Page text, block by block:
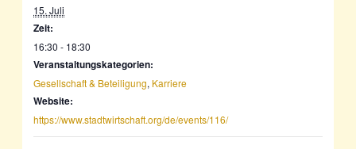
15. Juli
Zeit:
16:30 - 18:30
Veranstaltungskategorien:
Gesellschaft & Beteiligung, Karriere
Website:
https://www.stadtwirtschaft.org/de/events/116/